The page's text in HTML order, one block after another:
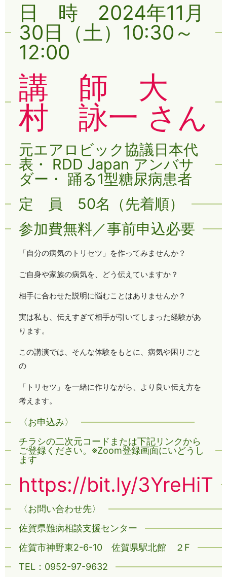
日 時 2024年11月
30日（土）10:30～
12:00
講 師 大
村 詠一 さん
元エアロビック協議日本代
表・ RDD Japan アンバサ
ダー・ 踊る1型糖尿病患者
定 員 50名（先着順）
参加費無料／事前申込必要
「自分の病気のトリセツ」を作ってみませんか？
ご自身や家族の病気を、どう伝えていますか？
相手に合わせた説明に悩むことはありませんか？
実は私も、伝えすぎて相手が引いてしまった経験があ
ります。
この講演では、そんな体験をもとに、病気や困りごと
の
「トリセツ」を一緒に作りながら、より良い伝え方を
考えます。
〈お申込み〉
チラシの二次元コードまたは下記リンクから
ご登録ください。※Zoom登録画面にいどうし
ます
https://bit.ly/3YreHiT
〈お問い合わせ先〉
佐賀県難病相談支援センター
佐賀市神野東2-6-10 佐賀県駅北館 ２F
TEL：0952-97-9632